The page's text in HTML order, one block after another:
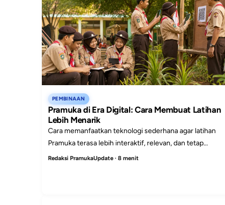
PEMBINAAN
Pramuka di Era Digital: Cara Membuat Latihan
Lebih Menarik
Cara memanfaatkan teknologi sederhana agar latihan
Pramuka terasa lebih interaktif, relevan, dan tetap
menjaga kekuatan pengalaman langsung.
Redaksi PramukaUpdate · 8 menit